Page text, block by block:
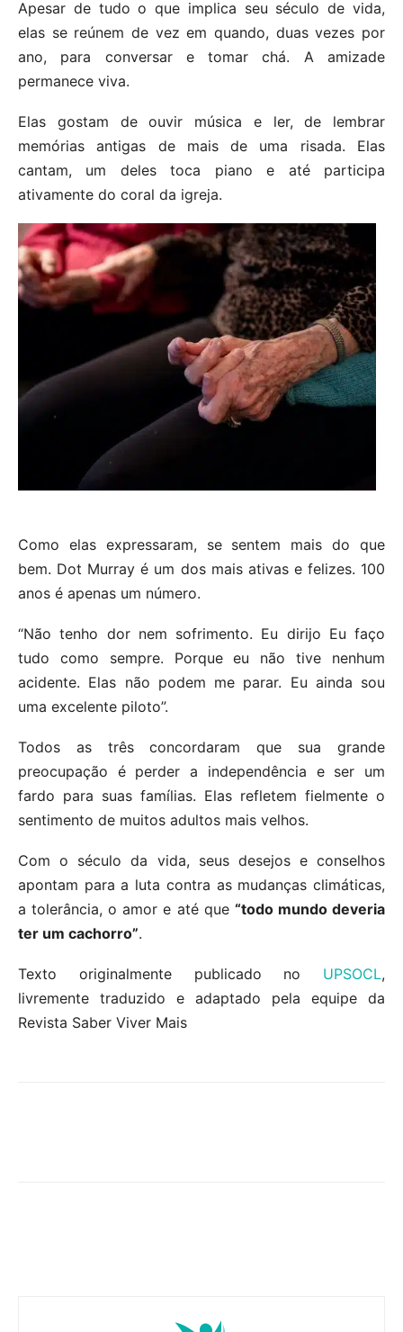
Apesar de tudo o que implica seu século de vida,
elas se reúnem de vez em quando, duas vezes por
ano, para conversar e tomar chá. A amizade
permanece viva.
Elas gostam de ouvir música e ler, de lembrar
memórias antigas de mais de uma risada. Elas
cantam, um deles toca piano e até participa
ativamente do coral da igreja.
Como elas expressaram, se sentem mais do que
bem. Dot Murray é um dos mais ativas e felizes. 100
anos é apenas um número.
“Não tenho dor nem sofrimento. Eu dirijo Eu faço
tudo como sempre. Porque eu não tive nenhum
acidente. Elas não podem me parar. Eu ainda sou
uma excelente piloto”.
Todos as três concordaram que sua grande
preocupação é perder a independência e ser um
fardo para suas famílias. Elas refletem fielmente o
sentimento de muitos adultos mais velhos.
Com o século da vida, seus desejos e conselhos
apontam para a luta contra as mudanças climáticas,
a tolerância, o amor e até que “todo mundo deveria
ter um cachorro”.
Texto originalmente publicado no UPSOCL,
livremente traduzido e adaptado pela equipe da
Revista Saber Viver Mais